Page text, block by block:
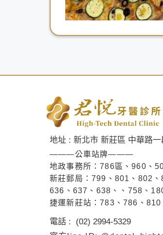
地址 : 新北市 新莊區 中華路
———公車站牌———
地政事務所：786區、960、
新莊郵局：799、801、802
636、637、638、、758、
捷運新莊站：783、786、810
電話 : (02) 2994-5329